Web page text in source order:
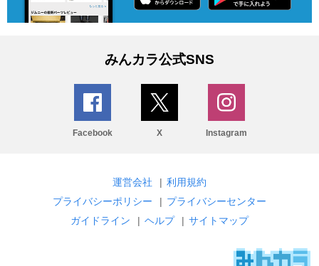
みんカラ公式SNS
Facebook X Instagram
運営会社 | 利用規約
プライバシーポリシー
| プライバシーセンター
ガイドライン
| ヘルプ | サイトマップ